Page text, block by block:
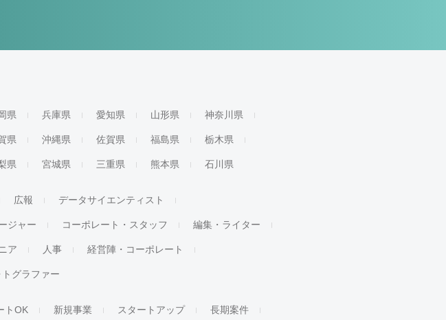
県 兵庫県 愛知県 山形県 神奈川県
県 沖縄県 佐賀県 福島県 栃木県
県 宮城県 三重県 熊本県 石川県
広報 データサイエンティスト
ジャー コーポレート・スタッフ 編集・ライター
ア 人事 経営陣・コーポレート
トグラファー
トOK 新規事業 スタートアップ 長期案件